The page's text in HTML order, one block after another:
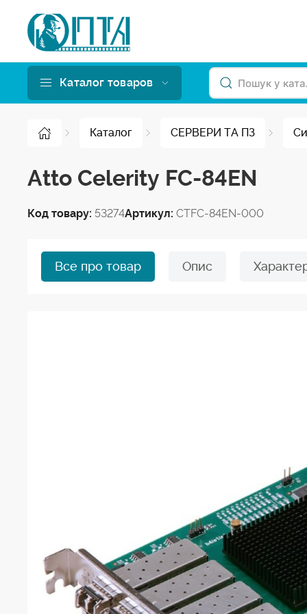
Каталог товаров
Каталог СЕРВЕРИ ТА ПЗ
Atto Celerity FC-84EN
Код товару: 53274Артикул: CTFC-84EN-000
Все про товар Опис